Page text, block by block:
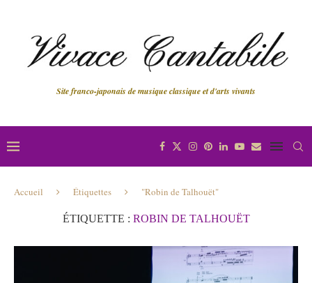
Site franco-japonais de musique classique et d'arts vivants
Accueil Étiquettes "Robin de Talhouët"
ÉTIQUETTE : ROBIN DE TALHOUËT